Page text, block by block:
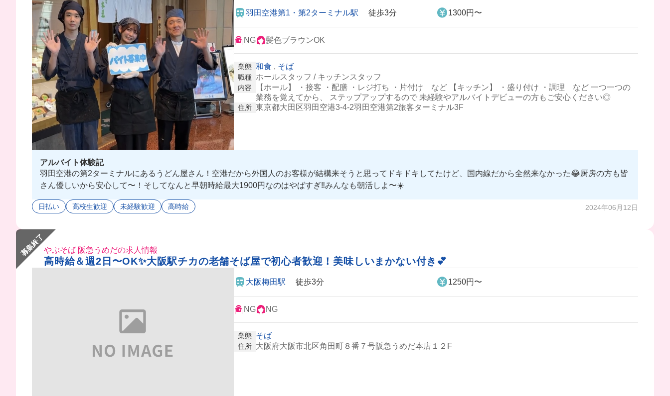
羽田空港第1・第2ターミナル駅 徒歩3分 1300円〜
NG 髪色ブラウンOK
業態 和食 , そば
職種 ホールスタッフ / キッチンスタッフ
内容
【ホール】 ・接客 ・配膳 ・レジ打ち ・片付け など 【キッチン】 ・盛り付け ・調理 など 一つ一つの
業務を覚えてから、 ステップアップするので 未経験やアルバイトデビューの方もご安心ください◎
住所 東京都大田区羽田空港3-4-2羽田空港第2旅客ターミナル3F
アルバイト体験記
羽田空港の第2ターミナルにあるうどん屋さん！空港だから外国人のお客様が結構来そうと思ってドキドキしてたけど、国内線だから全然来なかった😂厨房の方も皆
さん優しいから安心して〜！そしてなんと早朝時給最大1900円なのはやばすぎ‼️みんなも朝活しよ〜☀️
日払い 高校生歓迎 未経験歓迎 高時給 2024年06月12日
募集終了やぶそば 阪急うめだの求人情報
高時給＆週2日〜OK✨大阪駅チカの老舗そば屋で初心者歓迎！美味しいまかない付き💕
大阪梅田駅 徒歩3分 1250円〜
NG NG
業態 そば
住所 大阪府大阪市北区角田町８番７号阪急うめだ本店１２F